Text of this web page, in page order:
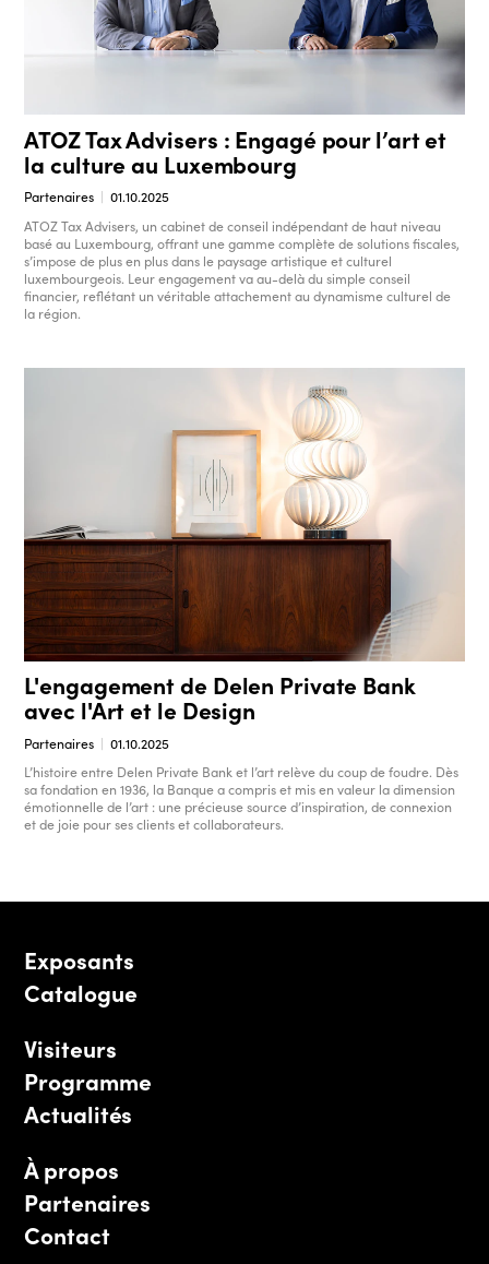
ATOZ Tax Advisers : Engagé pour l’art et
la culture au Luxembourg
Partenaires
01.10.2025
ATOZ Tax Advisers, un cabinet de conseil indépendant de haut niveau
basé au Luxembourg, offrant une gamme complète de solutions fiscales,
s’impose de plus en plus dans le paysage artistique et culturel
luxembourgeois. Leur engagement va au-delà du simple conseil
financier, reflétant un véritable attachement au dynamisme culturel de
la région.
L'engagement de Delen Private Bank
avec l'Art et le Design
Partenaires
01.10.2025
L’histoire entre Delen Private Bank et l’art relève du coup de foudre. Dès
sa fondation en 1936, la Banque a compris et mis en valeur la dimension
émotionnelle de l’art : une précieuse source d’inspiration, de connexion
et de joie pour ses clients et collaborateurs.
Exposants
Catalogue
Visiteurs
Programme
Actualités
À propos
Partenaires
Contact